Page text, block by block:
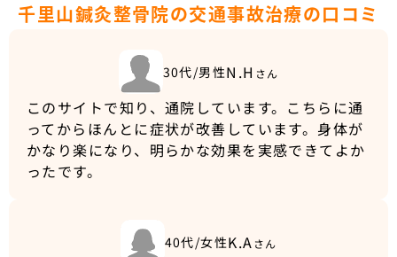
千里山鍼灸整骨院の交通事故治療の口コミ
30代/男性N.H さん
このサイトで知り、通院しています。こちらに通
ってからほんとに症状が改善しています。身体が
かなり楽になり、明らかな効果を実感できてよか
ったです。
40代/女性K.A さん